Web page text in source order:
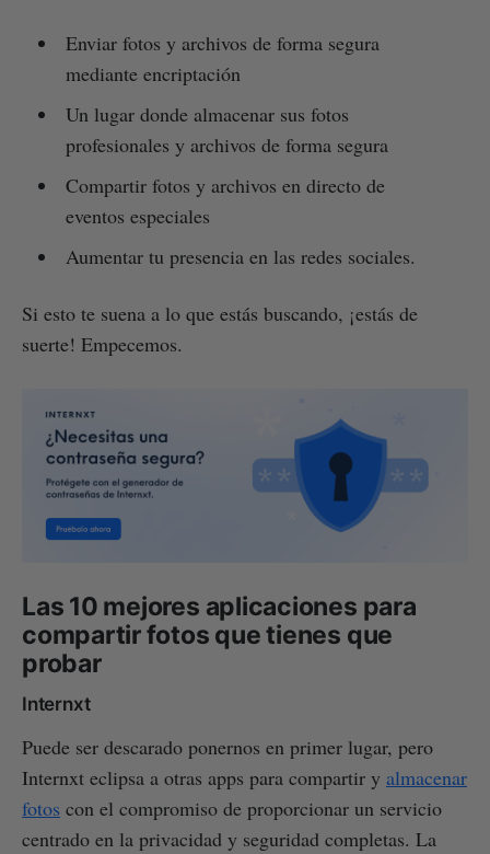
Enviar fotos y archivos de forma segura
mediante encriptación
Un lugar donde almacenar sus fotos
profesionales y archivos de forma segura
Compartir fotos y archivos en directo de
eventos especiales
Aumentar tu presencia en las redes sociales.
Si esto te suena a lo que estás buscando, ¡estás de
suerte! Empecemos.
Las 10 mejores aplicaciones para
compartir fotos que tienes que
probar
Internxt
Puede ser descarado ponernos en primer lugar, pero
Internxt eclipsa a otras apps para compartir y almacenar
fotos con el compromiso de proporcionar un servicio
centrado en la privacidad y seguridad completas. La